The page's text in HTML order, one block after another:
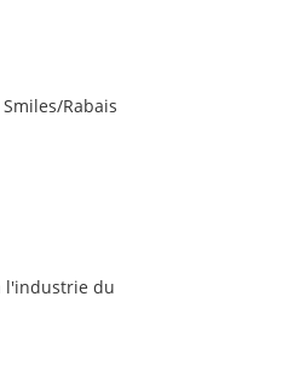
Rabais
l'industrie du